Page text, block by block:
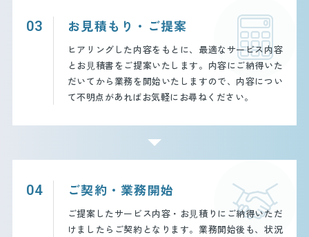
03 お見積もり・ご提案
ヒアリングした内容をもとに、最適なサービス内容
とお⾒積書をご提案いたします。内容にご納得いた
だいてから業務を開始いたしますので、内容につい
て不明点があればお気軽にお尋ねください。
04 ご契約・業務開始
ご提案したサービス内容・お⾒積りにご納得いただ
けましたらご契約となります。業務開始後も、状況